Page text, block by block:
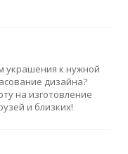
украшения к нужной
дизайна?
на изготовление
и близких!